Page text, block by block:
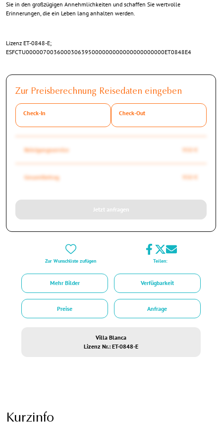
Sie in den großzügigen Annehmlichkeiten und schaffen Sie wertvolle
Erinnerungen, die ein Leben lang anhalten werden.
Lizenz ET-0848-E;
ESFCTU0000070036000306395000000000000000000000ET0848E4
Zur Preisberechnung Reisedaten eingeben
Check-In Check-Out
Reinigungsservice 950 €
Gesamtbetrag 950 €
Jetzt anfragen
Zur Wunschliste zufügen Teilen:
Mehr Bilder Verfügbarkeit
Preise Anfrage
Villa Blanca
Lizenz Nr.: ET-0848-E
Kurzinfo